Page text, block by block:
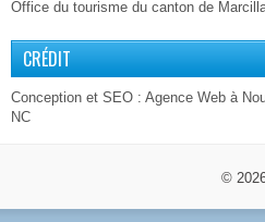
Office du tourisme du canton de
CRÉDIT
Conception et SEO : Agence Web à
NC
©